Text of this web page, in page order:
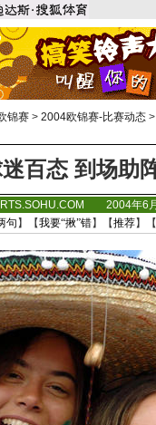
锦赛 > 2004欧锦赛-比赛动态
百态 到场助
2004年6
句 】【我要“揪”错】【推荐】